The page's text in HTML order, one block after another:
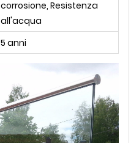
corrosione, Resistenza
all'acqua
5 anni